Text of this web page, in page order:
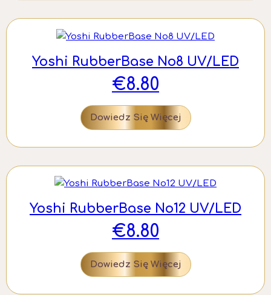
Yoshi RubberBase No8 UV/LED
€8.80
Dowiedz Się Więcej
Yoshi RubberBase No12 UV/LED
€8.80
Dowiedz Się Więcej